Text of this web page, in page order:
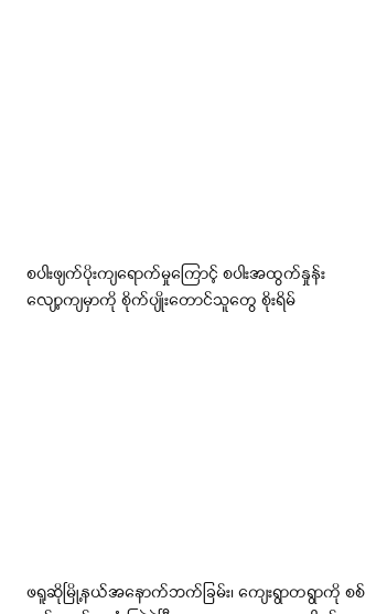
စပါးဖျက်ပိုးကျရောက်မှုကြောင့် စပါးအထွက်နှုန်း
လျော့ကျမှာကို စိုက်ပျိုးတောင်သူတွေ စိုးရိမ်
ဖရူဆိုမြို့နယ်အနောက်ဘက်ခြမ်း၊ ကျေးရွာတရွာကို စစ်